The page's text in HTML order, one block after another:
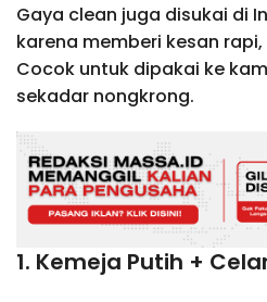
Gaya clean juga disukai di
karena memberi kesan
Cocok untuk dipakai ke
sekadar nongkrong.
1. Kemeja Putih +